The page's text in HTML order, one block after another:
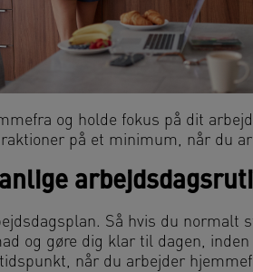
og holde fokus på dit
på et minimum, når du
Så hvis du normalt
og gøre dig klar til dagen,
når du arbejder